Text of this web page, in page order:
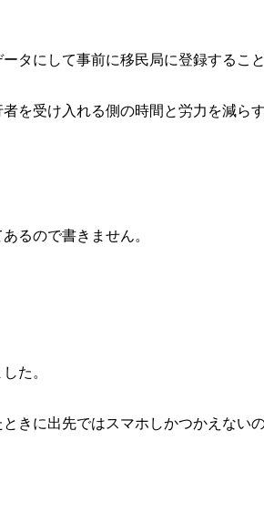
タにして事前に移民局に登録するこ
を受け入れる側の時間と労力を減らす
るので書きません。
た。
きに出先ではスマホしかつかえない